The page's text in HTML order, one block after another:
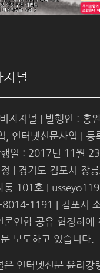
널
자저널 | 발행인 : 홍
, 인터넷신문사업 | 등
일 : 2017년 11월 23
| 경기도 김포시 장
동 101호 |
1191 | 김포시
론연합 공유 협정하에
보도하고 있습니다.
은 인터넷신문 윤리강